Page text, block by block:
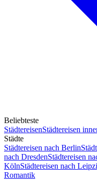
Beliebteste
StädtereisenStädtereisen
Städte
Städtereisen nach Berlin
nach DresdenStädtereisen
KölnStädtereisen nach
Romantik